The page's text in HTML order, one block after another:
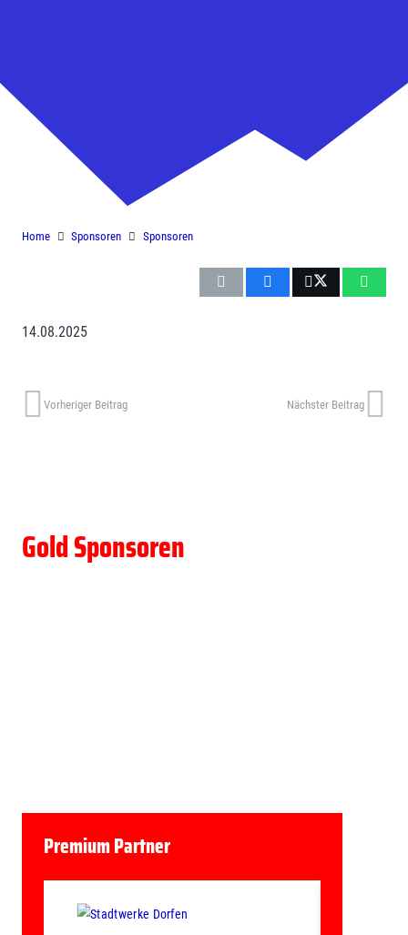
Mitroclean
Home Sponsoren Sponsoren
14.08.2025
Vorheriger Beitrag Nächster Beitrag
Gold Sponsoren
Premium Partner